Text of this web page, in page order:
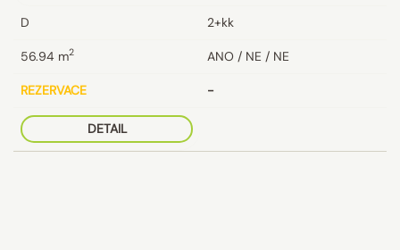
D 2+kk
56.94 m2 ANO / NE / NE
REZERVACE -
DETAIL